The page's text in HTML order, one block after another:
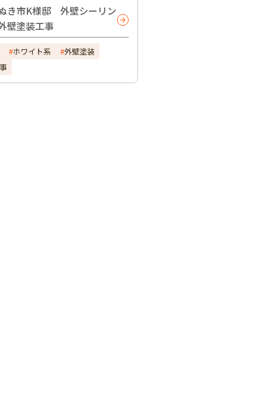
き市K様邸 外壁シーリン
壁塗装工事
ホワイト系
外壁塗装